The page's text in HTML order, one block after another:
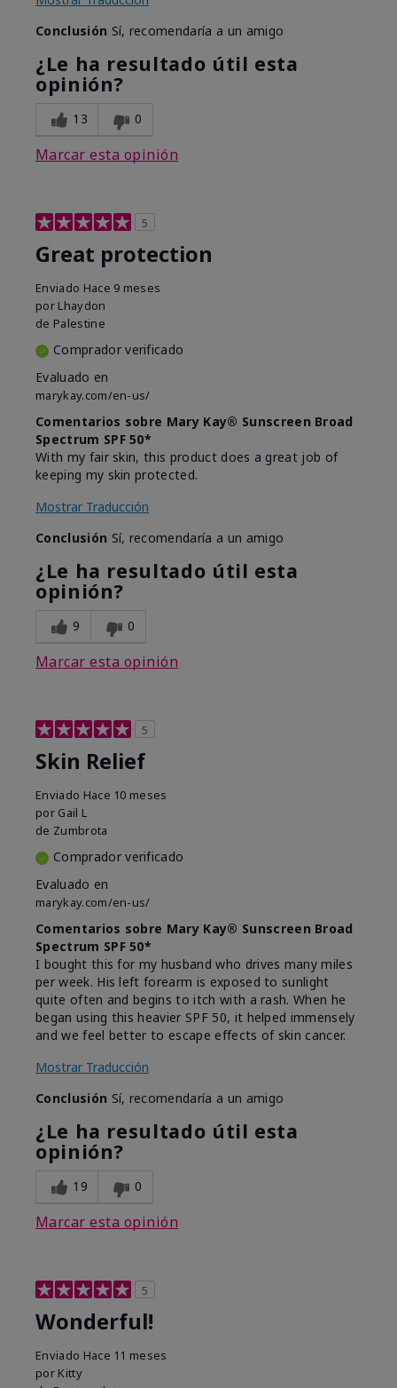
Conclusión Sí, recomendaría a un amigo
¿Le ha resultado útil esta
opinión?
13 0
Marcar esta opinión
5
Great protection
Enviado Hace 9 meses
por Lhaydon
de Palestine
Comprador verificado
Evaluado en
marykay.com/en-us/
Comentarios sobre Mary Kay® Sunscreen Broad
Spectrum SPF 50*
With my fair skin, this product does a great job of
keeping my skin protected.
Mostrar Traducción
Conclusión Sí, recomendaría a un amigo
¿Le ha resultado útil esta
opinión?
9 0
Marcar esta opinión
5
Skin Relief
Enviado Hace 10 meses
por Gail L
de Zumbrota
Comprador verificado
Evaluado en
marykay.com/en-us/
Comentarios sobre Mary Kay® Sunscreen Broad
Spectrum SPF 50*
I bought this for my husband who drives many miles
per week. His left forearm is exposed to sunlight
quite often and begins to itch with a rash. When he
began using this heavier SPF 50, it helped immensely
and we feel better to escape effects of skin cancer.
Mostrar Traducción
Conclusión Sí, recomendaría a un amigo
¿Le ha resultado útil esta
opinión?
19 0
Marcar esta opinión
5
Wonderful!
Enviado Hace 11 meses
por Kitty